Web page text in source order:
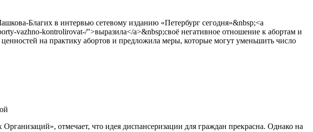
Благих в интервью сетевому изданию «Петербург сегодня»&nbsp;<a
vazhno-kontrolirovat-/">выразила</a>&nbsp;своё негативное отношение к абортам и
на практику абортов и предложила меры, которые могут уменьшить число
отмечает, что идея диспансеризации для граждан прекрасна. Однако на